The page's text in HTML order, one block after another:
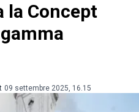
la Concept
09 settembre 2025, 16.15